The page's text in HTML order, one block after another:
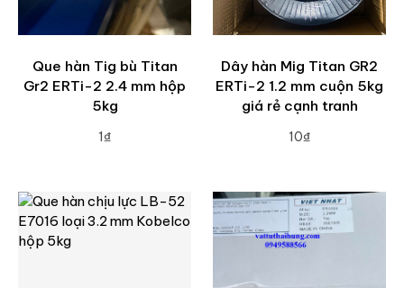
Que hàn Tig bù Titan
Gr2 ERTi-2 2.4 mm hộp
5kg
1₫
Dây hàn Mig Titan GR2
ERTi-2 1.2 mm cuộn 5kg
giá rẻ cạnh tranh
10₫